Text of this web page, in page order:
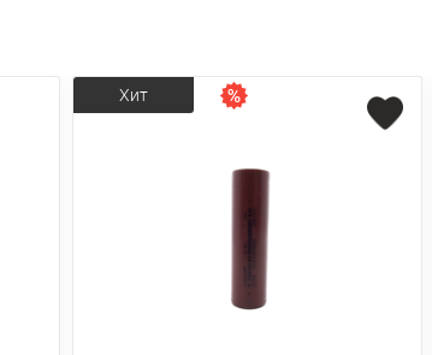
Хит